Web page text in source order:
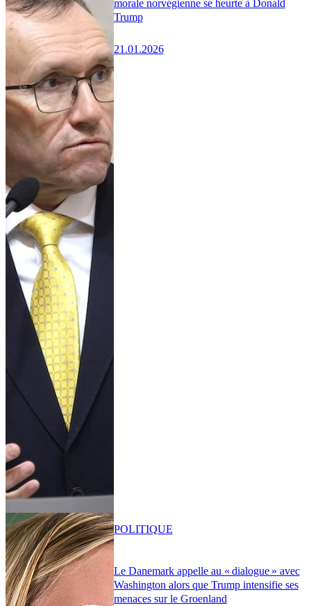
morale norvégienne se heurte à Donald
Trump
21.01.2026
Le Danemark appelle au « dialogue » avec
Washington alors que Trump intensifie ses
menaces sur le Groenland
POLITIQUE